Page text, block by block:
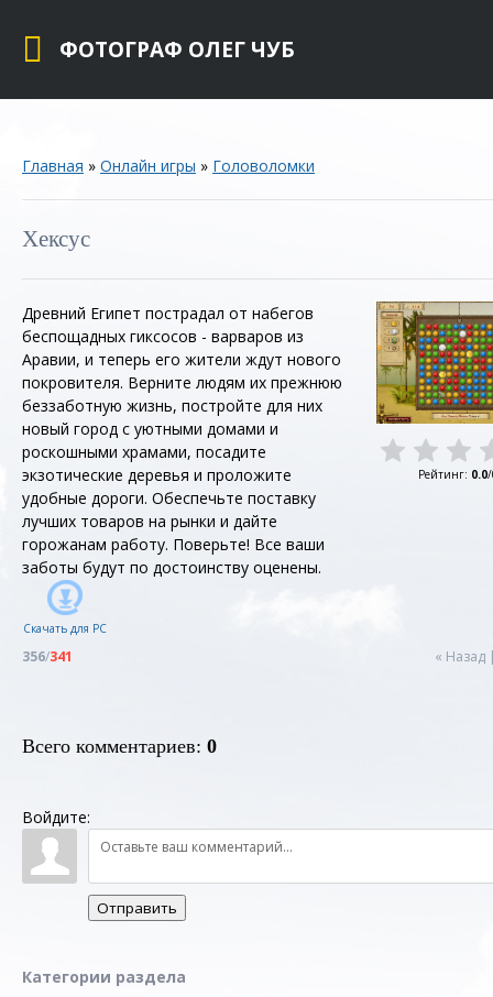
ФОТОГРАФ ОЛЕГ ЧУБ
Главная » Онлайн игры » Головоломки
Хексус
Древний Египет пострадал от набегов
беспощадных гиксосов - варваров из
Аравии, и теперь его жители ждут нового
покровителя. Верните людям их прежнюю
беззаботную жизнь, постройте для них
новый город с уютными домами и
роскошными храмами, посадите
экзотические деревья и проложите
удобные дороги. Обеспечьте поставку
лучших товаров на рынки и дайте
горожанам работу. Поверьте! Все ваши
заботы будут по достоинству оценены.
Скачать для PC
Рейтинг: 0.0/
« Назад
356/341
Всего комментариев: 0
Войдите:
Отправить
Категории раздела